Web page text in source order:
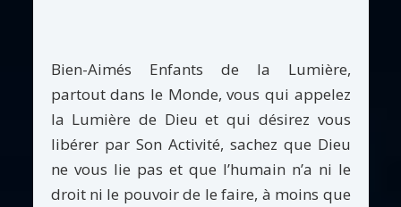
Bien-Aimés Enfants de la Lumière,
partout dans le Monde, vous qui appelez
la Lumière de Dieu et qui désirez vous
libérer par Son Activité, sachez que Dieu
ne vous lie pas et que l’humain n’a ni le
droit ni le pouvoir de le faire, à moins que